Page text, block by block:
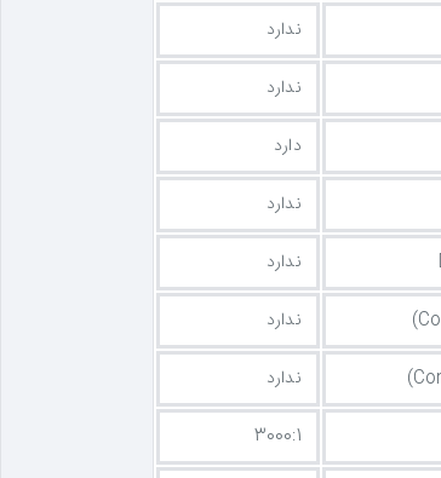
ندارد
ندارد
دارد
ندارد
ندارد
ندارد
ندارد
3000:1